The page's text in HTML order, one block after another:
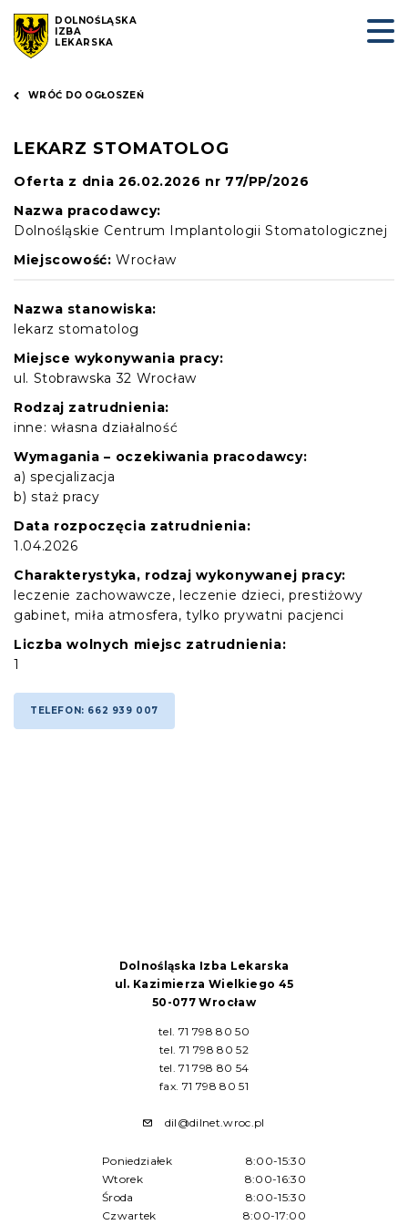
DOLNOŚLĄSKA
IZBA
LEKARSKA
WRÓĆ DO OGŁOSZEŃ
LEKARZ STOMATOLOG
Oferta z dnia 26.02.2026 nr 77/PP/2026
Nazwa pracodawcy:
Dolnośląskie Centrum Implantologii Stomatologicznej
Miejscowość: Wrocław
Nazwa stanowiska:
lekarz stomatolog
Miejsce wykonywania pracy:
ul. Stobrawska 32 Wrocław
Rodzaj zatrudnienia:
inne: własna działalność
Wymagania – oczekiwania pracodawcy:
a) specjalizacja
b) staż pracy
Data rozpoczęcia zatrudnienia:
1.04.2026
Charakterystyka, rodzaj wykonywanej pracy:
leczenie zachowawcze, leczenie dzieci, prestiżowy
gabinet, miła atmosfera, tylko prywatni pacjenci
Liczba wolnych miejsc zatrudnienia:
1
TELEFON: 662 939 007
Dolnośląska Izba Lekarska
ul. Kazimierza Wielkiego 45
50-077 Wrocław
tel. 71 798 80 50
tel. 71 798 80 52
tel. 71 798 80 54
fax. 71 798 80 51
dil@dilnet.wroc.pl
Poniedziałek
8:00-15:30
Wtorek
8:00-16:30
Środa
8:00-15:30
Czwartek
8:00-17:00